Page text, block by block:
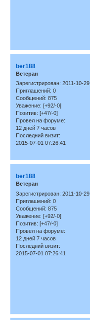
ber188
Ветеран
Зарегистрирован: 2011-10-29
Приглашений: 0
Сообщений: 875
Уважение: [+92/-0]
Позитив: [+47/-0]
Провел на форуме:
12 дней 7 часов
Последний визит:
2015-07-01 07:26:41
ber188
Ветеран
Зарегистрирован: 2011-10-29
Приглашений: 0
Сообщений: 875
Уважение: [+92/-0]
Позитив: [+47/-0]
Провел на форуме:
12 дней 7 часов
Последний визит:
2015-07-01 07:26:41